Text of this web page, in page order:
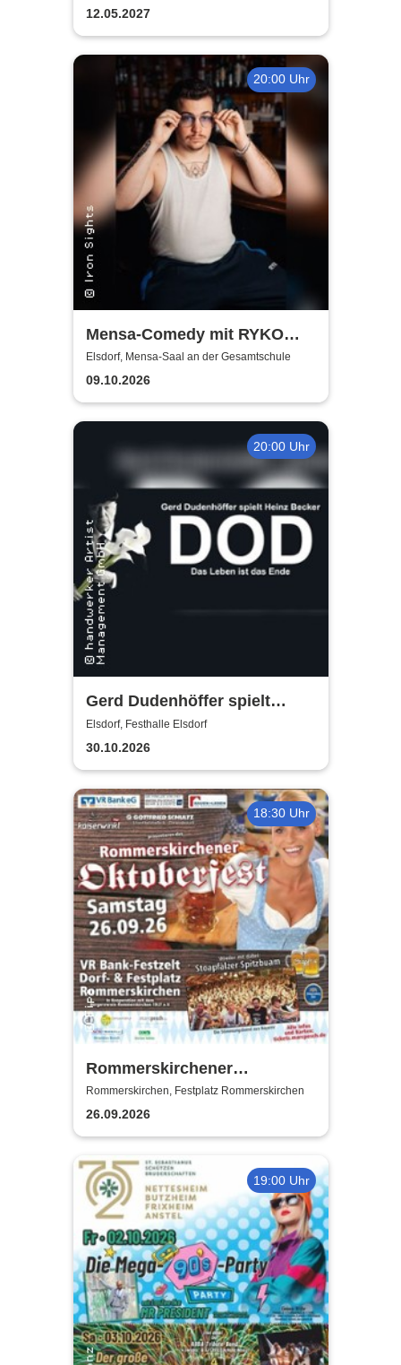
12.05.2027
20:00 Uhr
Mensa-Comedy mit RYKO
und Vincent Tophoven
Elsdorf, Mensa-Saal an der Gesamtschule
09.10.2026
20:00 Uhr
Gerd Dudenhöffer spielt
Heinz Becker
Elsdorf, Festhalle Elsdorf
30.10.2026
18:30 Uhr
Rommerskirchener
Oktoberfest - Auf geht´s -
pack mas!
Rommerskirchen, Festplatz Rommerskirchen
26.09.2026
19:00 Uhr